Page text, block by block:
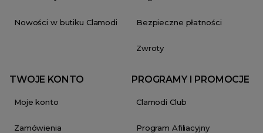
Nowości w butiku Clamodi Bezpieczne płatności
Zwroty
TWOJE KONTO
Moje konto
Zamówienia
PROGRAMY I PROMOCJE
Clamodi Club
Program Afiliacyjny